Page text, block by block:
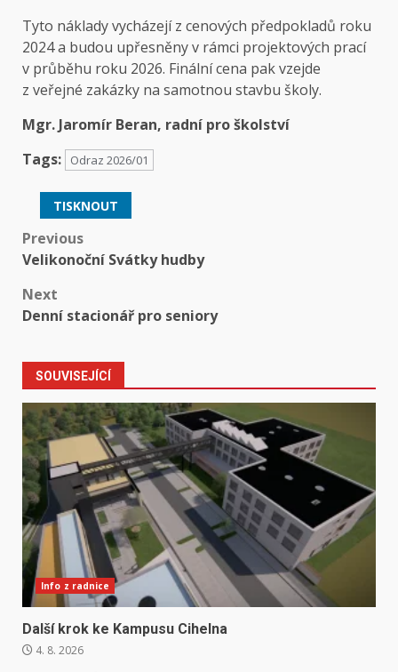
Tyto náklady vycházejí z cenových předpokladů roku
2024 a budou upřesněny v rámci projektových prací
v průběhu roku 2026. Finální cena pak vzejde
z veřejné zakázky na samotnou stavbu školy.
Mgr. Jaromír Beran, radní pro školství
Tags:
Odraz 2026/01
TISKNOUT
Post
Previous
Velikonoční Svátky hudby
Next
Denní stacionář pro seniory
SOUVISEJÍCÍ
Info z radnice
Další krok ke Kampusu Cihelna
4. 8. 2026